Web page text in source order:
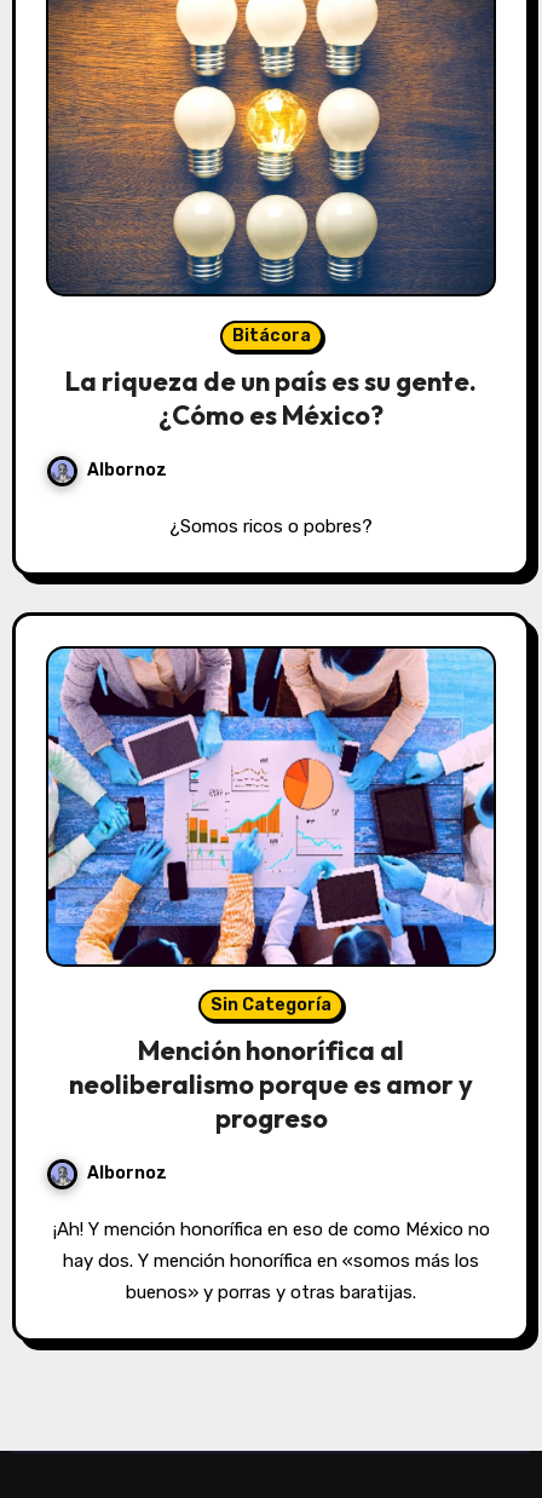
Bitácora
La riqueza de un país es su gente.
¿Cómo es México?
Albornoz
¿Somos ricos o pobres?
Sin Categoría
Mención honorífica al
neoliberalismo porque es amor y
progreso
Albornoz
¡Ah! Y mención honorífica en eso de como México no
hay dos. Y mención honorífica en «somos más los
buenos» y porras y otras baratijas.